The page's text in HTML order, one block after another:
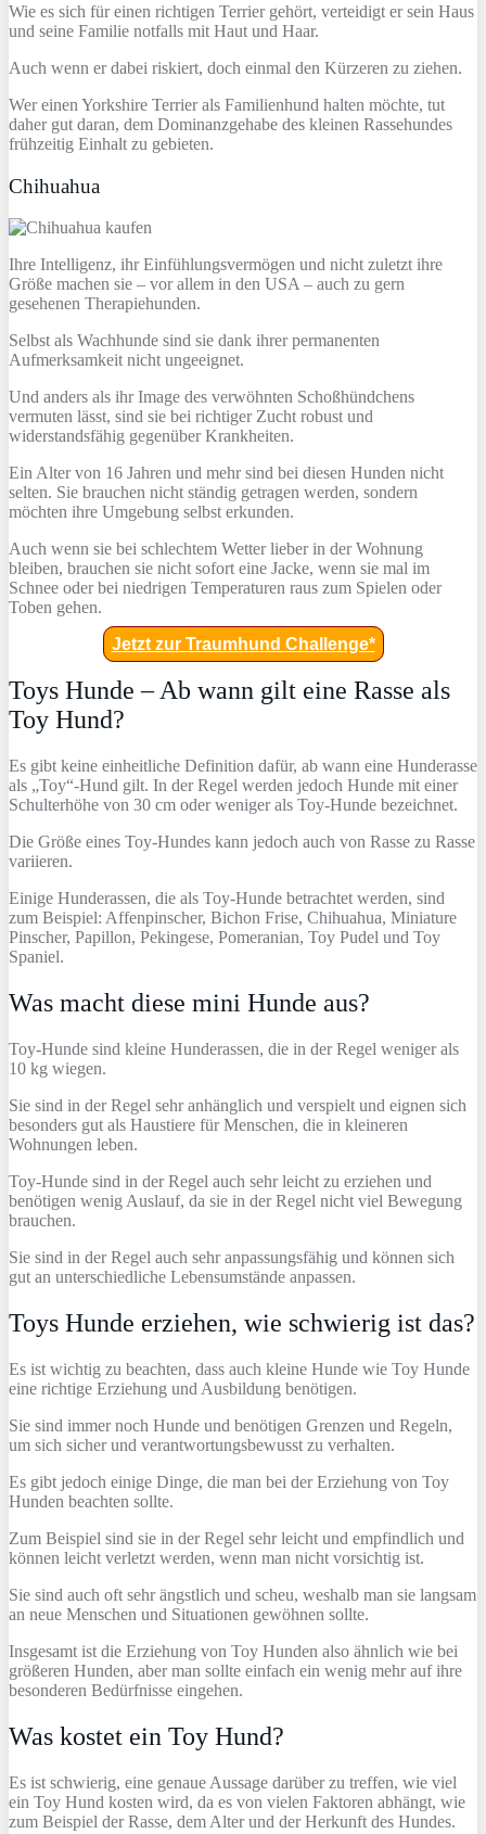
Wie es sich für einen richtigen Terrier gehört, verteidigt er sein Haus
und seine Familie notfalls mit Haut und Haar.
Auch wenn er dabei riskiert, doch einmal den Kürzeren zu ziehen.
Wer einen Yorkshire Terrier als Familienhund halten möchte, tut
daher gut daran, dem Dominanzgehabe des kleinen Rassehundes
frühzeitig Einhalt zu gebieten.
Chihuahua
Ihre Intelligenz, ihr Einfühlungsvermögen und nicht zuletzt ihre
Größe machen sie – vor allem in den USA – auch zu gern
gesehenen Therapiehunden.
Selbst als Wachhunde sind sie dank ihrer permanenten
Aufmerksamkeit nicht ungeeignet.
Und anders als ihr Image des verwöhnten Schoßhündchens
vermuten lässt, sind sie bei richtiger Zucht robust und
widerstandsfähig gegenüber Krankheiten.
Ein Alter von 16 Jahren und mehr sind bei diesen Hunden nicht
selten. Sie brauchen nicht ständig getragen werden, sondern
möchten ihre Umgebung selbst erkunden.
Auch wenn sie bei schlechtem Wetter lieber in der Wohnung
bleiben, brauchen sie nicht sofort eine Jacke, wenn sie mal im
Schnee oder bei niedrigen Temperaturen raus zum Spielen oder
Toben gehen.
Jetzt zur Traumhund Challenge*
Toys Hunde – Ab wann gilt eine Rasse als
Toy Hund?
Es gibt keine einheitliche Definition dafür, ab wann eine Hunderasse
als „Toy“-Hund gilt. In der Regel werden jedoch Hunde mit einer
Schulterhöhe von 30 cm oder weniger als Toy-Hunde bezeichnet.
Die Größe eines Toy-Hundes kann jedoch auch von Rasse zu Rasse
variieren.
Einige Hunderassen, die als Toy-Hunde betrachtet werden, sind
zum Beispiel: Affenpinscher, Bichon Frise, Chihuahua, Miniature
Pinscher, Papillon, Pekingese, Pomeranian, Toy Pudel und Toy
Spaniel.
Was macht diese mini Hunde aus?
Toy-Hunde sind kleine Hunderassen, die in der Regel weniger als
10 kg wiegen.
Sie sind in der Regel sehr anhänglich und verspielt und eignen sich
besonders gut als Haustiere für Menschen, die in kleineren
Wohnungen leben.
Toy-Hunde sind in der Regel auch sehr leicht zu erziehen und
benötigen wenig Auslauf, da sie in der Regel nicht viel Bewegung
brauchen.
Sie sind in der Regel auch sehr anpassungsfähig und können sich
gut an unterschiedliche Lebensumstände anpassen.
Toys Hunde erziehen, wie schwierig ist das?
Es ist wichtig zu beachten, dass auch kleine Hunde wie Toy Hunde
eine richtige Erziehung und Ausbildung benötigen.
Sie sind immer noch Hunde und benötigen Grenzen und Regeln,
um sich sicher und verantwortungsbewusst zu verhalten.
Es gibt jedoch einige Dinge, die man bei der Erziehung von Toy
Hunden beachten sollte.
Zum Beispiel sind sie in der Regel sehr leicht und empfindlich und
können leicht verletzt werden, wenn man nicht vorsichtig ist.
Sie sind auch oft sehr ängstlich und scheu, weshalb man sie langsam
an neue Menschen und Situationen gewöhnen sollte.
Insgesamt ist die Erziehung von Toy Hunden also ähnlich wie bei
größeren Hunden, aber man sollte einfach ein wenig mehr auf ihre
besonderen Bedürfnisse eingehen.
Was kostet ein Toy Hund?
Es ist schwierig, eine genaue Aussage darüber zu treffen, wie viel
ein Toy Hund kosten wird, da es von vielen Faktoren abhängt, wie
zum Beispiel der Rasse, dem Alter und der Herkunft des Hundes.